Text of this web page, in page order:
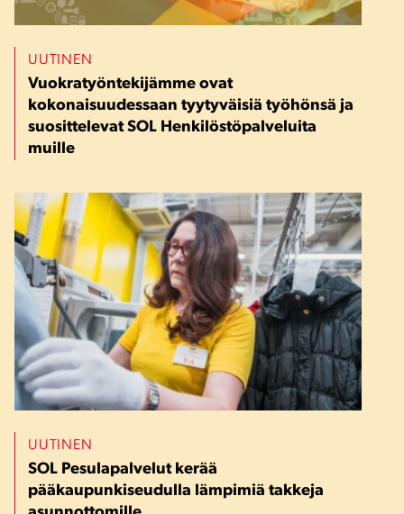
UUTINEN
Vuokratyöntekijämme ovat
kokonaisuudessaan tyytyväisiä työhönsä ja
suosittelevat SOL Henkilöstöpalveluita
muille
UUTINEN
SOL Pesulapalvelut kerää
pääkaupunkiseudulla lämpimiä takkeja